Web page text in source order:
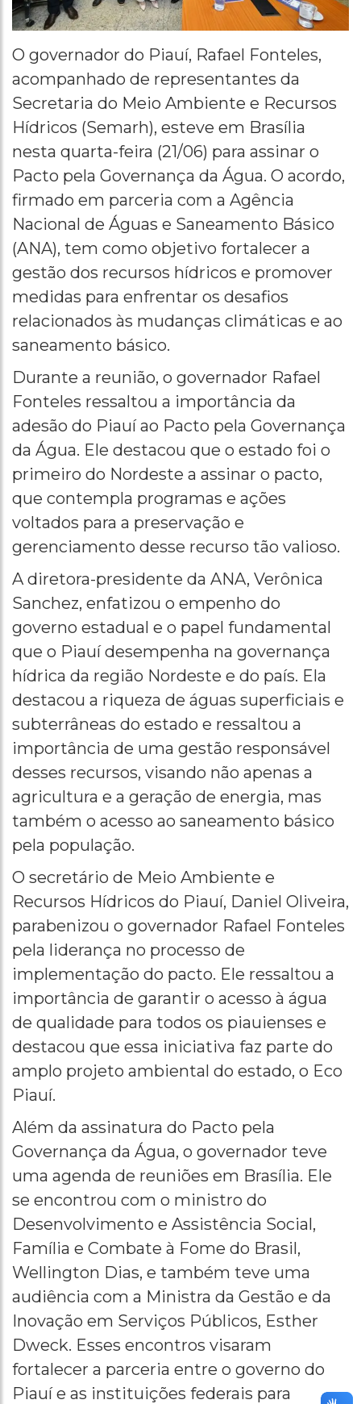
O governador do Piauí, Rafael Fonteles,
acompanhado de representantes da
Secretaria do Meio Ambiente e Recursos
Hídricos (Semarh), esteve em Brasília
nesta quarta-feira (21/06) para assinar o
Pacto pela Governança da Água. O acordo,
firmado em parceria com a Agência
Nacional de Águas e Saneamento Básico
(ANA), tem como objetivo fortalecer a
gestão dos recursos hídricos e promover
medidas para enfrentar os desafios
relacionados às mudanças climáticas e ao
saneamento básico.
Durante a reunião, o governador Rafael
Fonteles ressaltou a importância da
adesão do Piauí ao Pacto pela Governança
da Água. Ele destacou que o estado foi o
primeiro do Nordeste a assinar o pacto,
que contempla programas e ações
voltados para a preservação e
gerenciamento desse recurso tão valioso.
A diretora-presidente da ANA, Verônica
Sanchez, enfatizou o empenho do
governo estadual e o papel fundamental
que o Piauí desempenha na governança
hídrica da região Nordeste e do país. Ela
destacou a riqueza de águas superficiais e
subterrâneas do estado e ressaltou a
importância de uma gestão responsável
desses recursos, visando não apenas a
agricultura e a geração de energia, mas
também o acesso ao saneamento básico
pela população.
O secretário de Meio Ambiente e
Recursos Hídricos do Piauí, Daniel Oliveira,
parabenizou o governador Rafael Fonteles
pela liderança no processo de
implementação do pacto. Ele ressaltou a
importância de garantir o acesso à água
de qualidade para todos os piauienses e
destacou que essa iniciativa faz parte do
amplo projeto ambiental do estado, o Eco
Piauí.
Além da assinatura do Pacto pela
Governança da Água, o governador teve
uma agenda de reuniões em Brasília. Ele
se encontrou com o ministro do
Desenvolvimento e Assistência Social,
Família e Combate à Fome do Brasil,
Wellington Dias, e também teve uma
audiência com a Ministra da Gestão e da
Inovação em Serviços Públicos, Esther
Dweck. Esses encontros visaram
fortalecer a parceria entre o governo do
Piauí e as instituições federais para